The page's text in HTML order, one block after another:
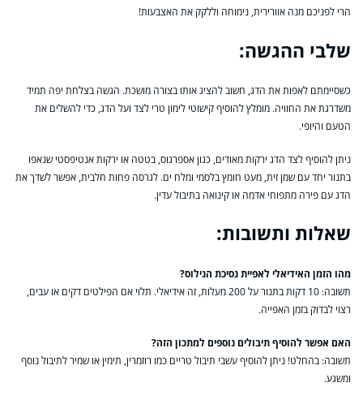
הרי לפניכם מנה אוורירית, נימוחה וללקק את האצבעות!
שלבי ההגשה:
כשסיימתם לאפות את הדג, חשוב להציג אותו בצורה מושכת. הגשה בצלחת יפה תמיד
משדרגת את החוויה. מומלץ להוסיף קישוטי לימון טרי לצד ועל הדג, כדי להשלים את
הטעם והיופי.
ניתן להוסיף לצד הדג ירקות מאודים, כגון אספרגוס, בטטה או ירקות אנטיפסטי שנאפו
בתנור יחד עם שמן זית, מעט חומץ בלסמי ומלח ים. לגרסה פחות חלבית, אפשר לשדך את
הדג עם פירה מתפוחי אדמה או קינואה בתיבול עדין.
שאלות ותשובות:
מהו הזמן האידיאלי לאפיית נסיכת הנילוס?
תשובה: 10 דקות בתנור על 200 מעלות, זה אידיאלי. תלוי אם הפילטים דקים או עבים,
רצוי לבדוק בזמן האפייה.
האם אפשר להוסיף תיבולים נוספים למתכון הזה?
תשובה: בהחלט! ניתן להוסיף עשבי תיבול טריים כמו רוזמרין, תימין או שמיר לתיבול נוסף
ומשגע.